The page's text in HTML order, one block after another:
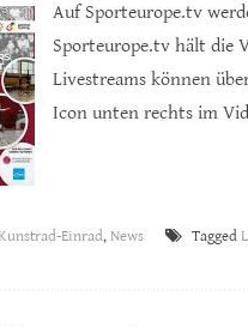
Auf Sporteurope.tv
Sporteurope.tv hält die
Livestreams können
Icon unten rechts im
Einrad, News Tagged